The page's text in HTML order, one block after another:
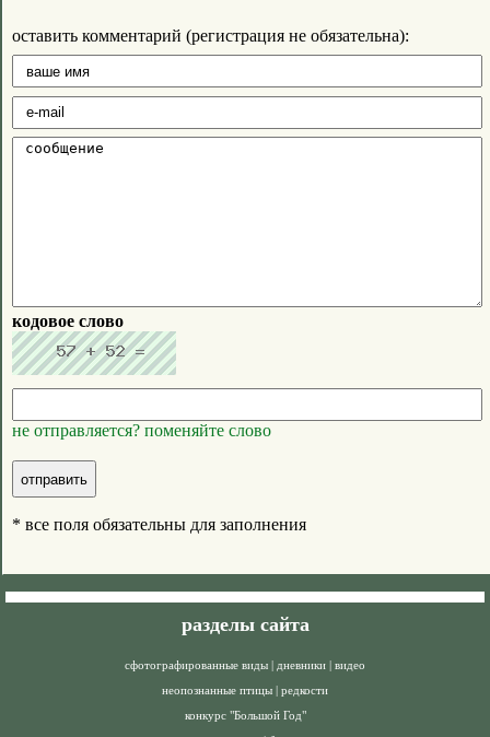
оставить комментарий (регистрация не обязательна):
кодовое слово
не отправляется? поменяйте слово
* все поля обязательны для заполнения
разделы сайта
сфотографированные виды дневники
видео
неопознанные птицы
редкости
конкурс "Большой Год"